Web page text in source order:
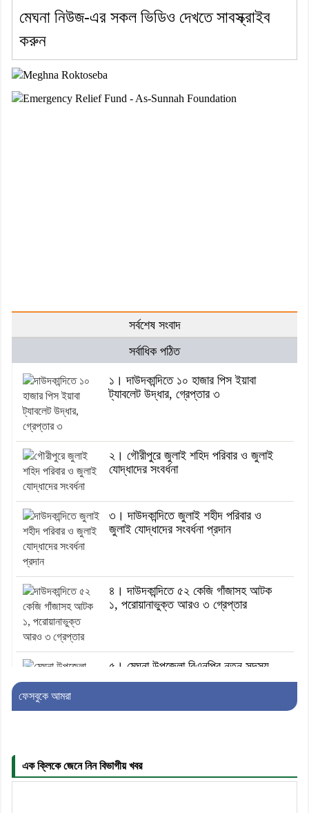
মেঘনা নিউজ-এর সকল ভিডিও দেখতে সাবস্ক্রাইব
করুন
সর্বশেষ সংবাদ
সর্বাধিক পঠিত
১। দাউদকান্দিতে ১০ হাজার পিস ইয়াবা
ট্যাবলেট উদ্ধার, গ্রেপ্তার ৩
২। গৌরীপুরে জুলাই শহিদ পরিবার ও জুলাই
যোদ্ধাদের সংবর্ধনা
৩। দাউদকান্দিতে জুলাই শহীদ পরিবার ও
জুলাই যোদ্ধাদের সংবর্ধনা প্রদান
৪। দাউদকান্দিতে ৫২ কেজি গাঁজাসহ আটক
১, পরোয়ানাভুক্ত আরও ৩ গ্রেপ্তার
৫। মেঘনা উপজেলা বিএনপির নতুন সদস্য
সচিব হলেন সালাউদ্দিন সরকার
ফেসবুকে আমরা
এক ক্লিকে জেনে নিন বিভাগীয় খবর